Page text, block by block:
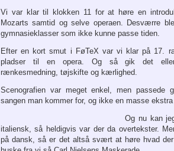
Vi var klar til klokken 11 for at høre en
Mozarts samtid og selve operaen. Desværre
gymnasieklasser som ikke kunne passe tiden.
Efter en kort smut i FøTeX var vi klar på 17.
pladser til en opera. Og så gik det
rænkesmedning, tøjskifte og kærlighed.
Scenografien var meget enkel, men
sangen man kommer for, og ikke en masse
Og nu kan
italiensk, så heldigvis var der da overtekster.
på dansk, så er det altså svært at høre hvad